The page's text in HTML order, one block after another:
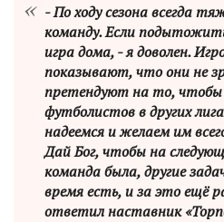
- По ходу сезона всегда
команду. Если
игра дома, - я доволен.
показывают, что они не
претендуют на то, чтобы
футболистов в других
надеемся и желаем им
Дай Бог, чтобы на
команда была, другие
время есть, и за это ещё
ответил наставник